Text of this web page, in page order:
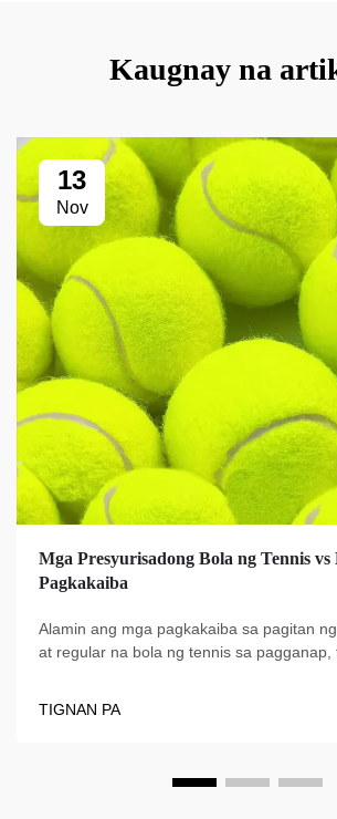
Kaugnay na
13
Nov
Mga Presyurisadong Bola ng Tennis
Pagkakaiba
Alamin ang mga pagkakaiba sa pagitan
at regular na bola ng tennis sa pagganap,
TIGNAN PA